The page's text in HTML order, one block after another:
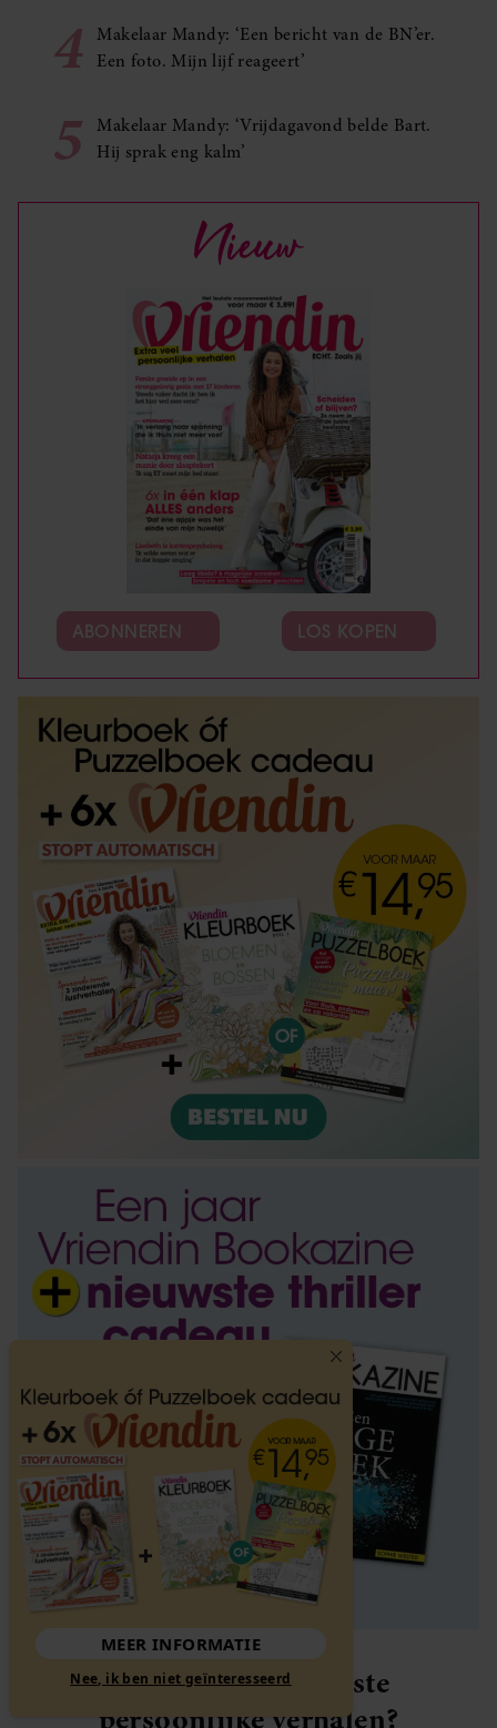
4
Makelaar Mandy: ‘Een bericht van de BN’er.
Een foto. Mijn lijf reageert’
5
Makelaar Mandy: ‘Vrijdagavond belde Bart.
Hij sprak eng kalm’
Nieuw
ABONNEREN LOS KOPEN
Elke week de mooiste
persoonlijke verhalen?
MEER INFORMATIE
Nee, ik ben niet geïnteresseerd